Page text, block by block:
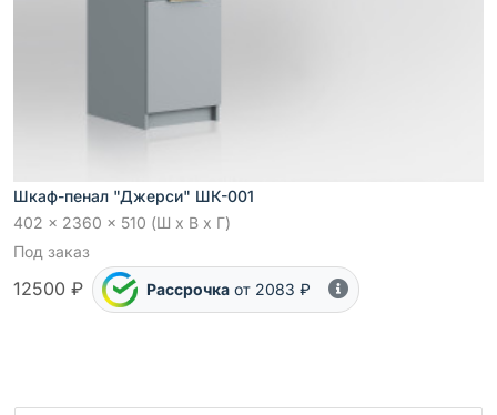
Шкаф-пенал "Джерси" ШК-001
402 x 2360 x 510 (Ш x В x Г)
Под заказ
12500 ₽ Рассрочка от 2083 ₽